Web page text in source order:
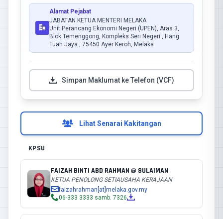
Alamat Pejabat
JABATAN KETUA MENTERI MELAKA
Unit Perancang Ekonomi Negeri (UPEN), Aras 3,
Blok Temenggong, Kompleks Seri Negeri , Hang
Tuah Jaya , 75450 Ayer Keroh, Melaka
Simpan Maklumat ke Telefon (VCF)
Lihat Senarai Kakitangan
KPSU
FAIZAH BINTI ABD RAHMAN @ SULAIMAN
KETUA PENOLONG SETIAUSAHA KERAJAAN
faizahrahman[at]melaka.gov.my
06-333 3333 samb. 7326